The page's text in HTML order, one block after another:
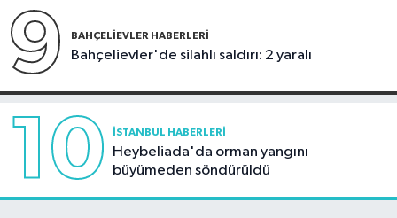
9 BAHÇELIEVLER HABERLERI
Bahçelievler'de silahlı saldırı: 2 yaralı
10 İSTANBUL HABERLERI
Heybeliada'da orman yangını
büyümeden söndürüldü